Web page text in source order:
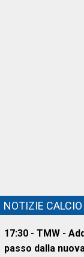
NOTIZIE
17:30 - TMW -
passo dalla